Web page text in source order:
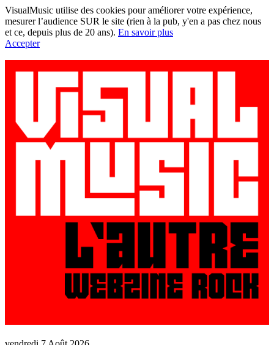
VisualMusic utilise des cookies pour améliorer votre expérience,
mesurer l’audience SUR le site (rien à la pub, y'en a pas chez nous
et ce, depuis plus de 20 ans). En savoir plus
Accepter